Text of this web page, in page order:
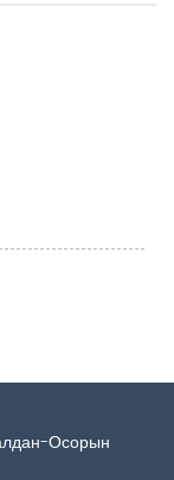
Осорын